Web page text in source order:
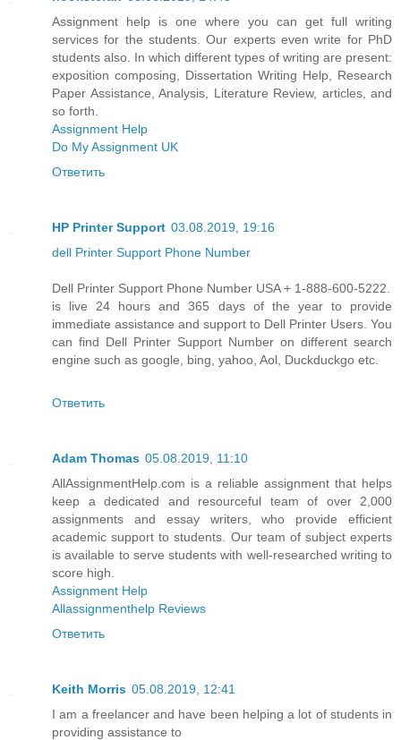
Assignment help is one where you can get full writing
services for the students. Our experts even write for PhD
students also. In which different types of writing are present:
exposition composing, Dissertation Writing Help, Research
Paper Assistance, Analysis, Literature Review, articles, and
so forth.
Assignment Help
Do My Assignment UK
Ответить
HP Printer Support 03.08.2019, 19:16
dell Printer Support Phone Number
Dell Printer Support Phone Number USA + 1-888-600-5222.
is live 24 hours and 365 days of the year to provide
immediate assistance and support to Dell Printer Users. You
can find Dell Printer Support Number on different search
engine such as google, bing, yahoo, Aol, Duckduckgo etc.
Ответить
Adam Thomas 05.08.2019, 11:10
AllAssignmentHelp.com is a reliable assignment that helps
keep a dedicated and resourceful team of over 2,000
assignments and essay writers, who provide efficient
academic support to students. Our team of subject experts
is available to serve students with well-researched writing to
score high.
Assignment Help
Allassignmenthelp Reviews
Ответить
Keith Morris 05.08.2019, 12:41
I am a freelancer and have been helping a lot of students in
providing assistance to